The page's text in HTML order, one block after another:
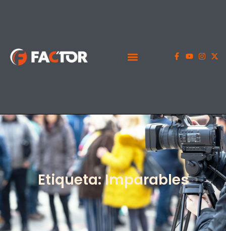
Etiqueta: Imparables